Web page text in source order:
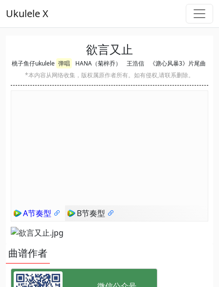
Ukulele X
欲言又止
桃子鱼仔ukulele 弹唱 HANA（菊梓乔） 王浩信
《溏心风暴3》片尾曲
*本内容从网络收集，版权属原作者所有。如有侵权,请联系删除。
A节奏型 B节奏型
曲谱作者